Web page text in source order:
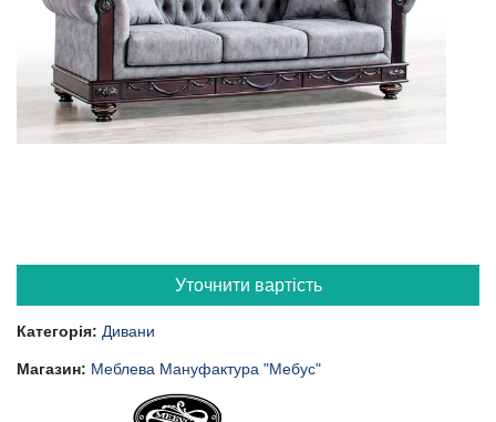
Уточнити вартість
Категорія: Дивани
Магазин: Меблева Мануфактура "Мебус"